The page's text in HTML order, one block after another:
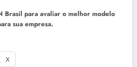
Brasil para avaliar o melhor modelo
sua empresa.
X